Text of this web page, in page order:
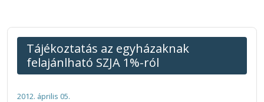
Tájékoztatás az egyházaknak
felajánlható SZJA 1%-ról
2012. április 05.